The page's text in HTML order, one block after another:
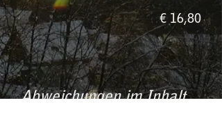
€ 16,80
Abweichungen im Inhalt